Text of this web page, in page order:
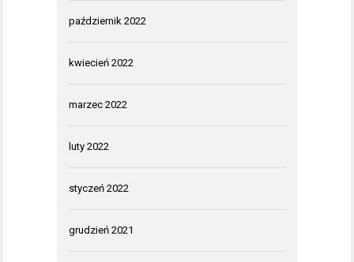
październik 2022
kwiecień 2022
marzec 2022
luty 2022
styczeń 2022
grudzień 2021